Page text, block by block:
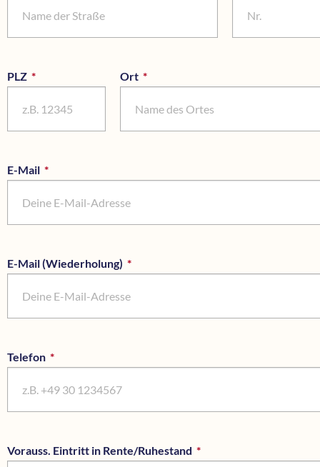
PLZ * Ort *Pflichtfeld
E-Mail *
E-Mail (Wiederholung) *
Telefon *
Vorauss. Eintritt in Rente/Ruhestand *